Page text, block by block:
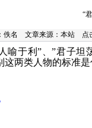
“
佚名 文章来源： 本站 点
喻于利”、”君子坦
这两类人物的标准